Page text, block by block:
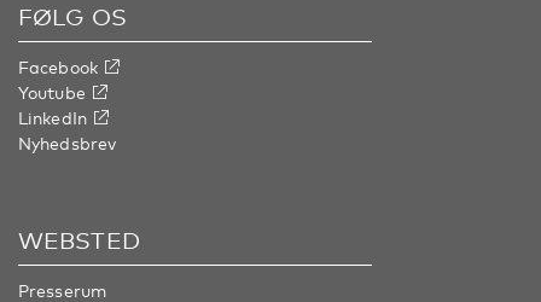
FØLG OS
Facebook
Youtube
LinkedIn
Nyhedsbrev
WEBSTED
Presserum